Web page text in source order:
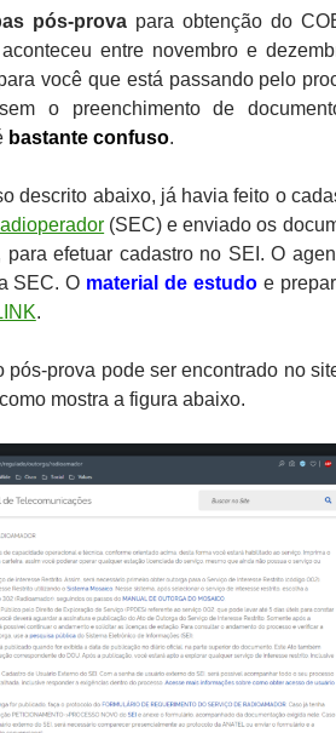
pós-provapara obtenção do
entre novembro e
você que está passando pelo
o preenchimento de
bastante confuso.
descrito abaixo, já havia feito o
(SEC) e enviado os
efetuar cadastro no SEI. O
SEC. O material de estudo e
.
pós-prova pode ser encontrado no
mostra a figura abaixo.